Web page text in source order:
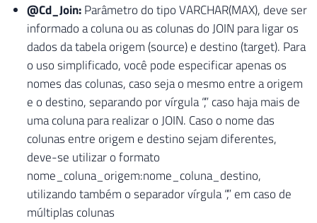
@Cd_Join:Parâmetro do tipo VARCHAR(MAX), deve ser
informado a coluna ou as colunas do JOIN para ligar os
dados da tabela origem (source) e destino (target). Para
o uso simplificado, você pode especificar apenas os
nomes das colunas, caso seja o mesmo entre a origem
e o destino, separando por vírgula “,” caso haja mais de
uma coluna para realizar o JOIN. Caso o nome das
colunas entre origem e destino sejam diferentes,
deve-se utilizar o formato
nome_coluna_origem:nome_coluna_destino,
utilizando também o separador vírgula “,” em caso de
múltiplas colunas